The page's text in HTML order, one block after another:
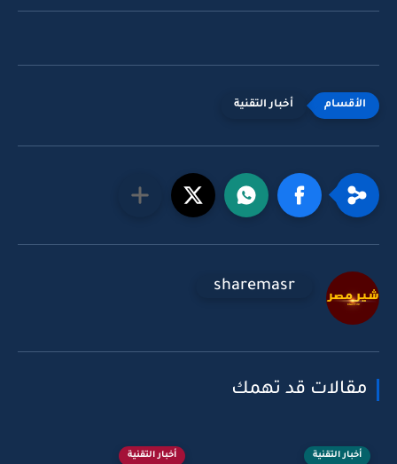
أخبار التقنية
sharemasr
مقالات قد تهمك
أخبار التقنية أخبار التقنية